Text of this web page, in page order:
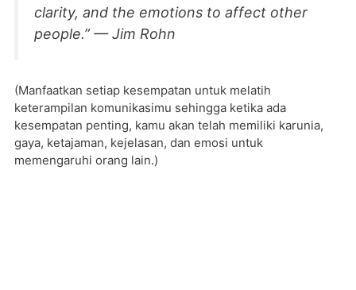
clarity, and the emotions to affect other
people.” — Jim Rohn
(Manfaatkan setiap kesempatan untuk melatih
keterampilan komunikasimu sehingga ketika ada
kesempatan penting, kamu akan telah memiliki karunia,
gaya, ketajaman, kejelasan, dan emosi untuk
memengaruhi orang lain.)